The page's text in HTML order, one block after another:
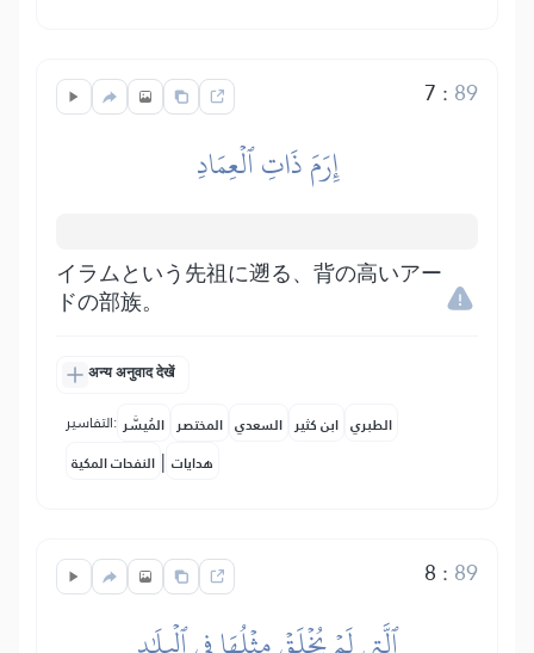
7 : 89
إِرَمَ ذَاتِ ٱلۡعِمَادِ
イラムという先祖に遡る、背の高いアー
ドの部族。
अन्य अनुवाद देखें
التفاسير: المُيسَّر المختصر السعدي ابن كثير الطبري
النفحات المكية | هدايات
8 : 89